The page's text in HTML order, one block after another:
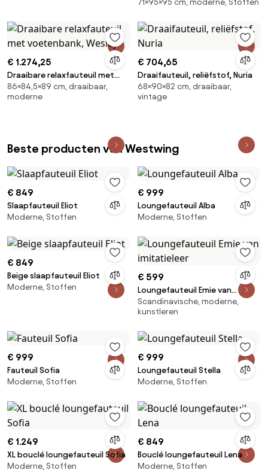
bank, in structuurstof, Seven
71×95×95 cm, moderne, Stoffen
€ 1.274,25
Draaibare relaxfauteuil met
voetenbank, Wesley
86×84,5×89 cm, draaibaar,
moderne
€ 704,65
Draaifauteuil, reliëfstof, Nuria
68×90×82 cm, draaibaar,
vintage
Beste producten van Westwing
€ 849
Slaapfauteuil Eliot
Moderne, Stoffen
€ 999
Loungefauteuil Alba
Moderne, Stoffen
€ 849
Beige slaapfauteuil Eliot
Moderne, Stoffen
€ 599
Loungefauteuil Emie van
imitatieleer
Scandinavische, moderne,
kunstleren
€ 999
Fauteuil Sofia
Moderne, Stoffen
€ 999
Loungefauteuil Stella
Moderne, Stoffen
€ 1.249
XL bouclé loungefauteuil Sofia
Moderne, Stoffen
€ 849
Bouclé loungefauteuil Lena
Moderne, Stoffen